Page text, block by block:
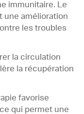
immunitaire. Le
une amélioration
les troubles
la circulation
la récupération
favorise
qui permet une